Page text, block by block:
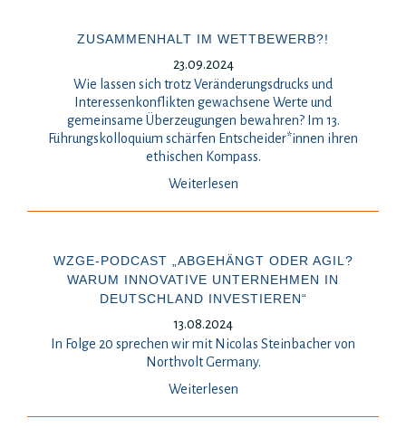
ZUSAMMENHALT IM WETTBEWERB?!
23.09.2024
Wie lassen sich trotz Veränderungsdrucks und
Interessenkonflikten gewachsene Werte und
gemeinsame Überzeugungen bewahren? Im 13.
Führungskolloquium schärfen Entscheider*innen ihren
ethischen Kompass.
Weiterlesen
WZGE-PODCAST „ABGEHÄNGT ODER AGIL?
WARUM INNOVATIVE UNTERNEHMEN IN
DEUTSCHLAND INVESTIEREN“
13.08.2024
In Folge 20 sprechen wir mit Nicolas Steinbacher von
Northvolt Germany.
Weiterlesen